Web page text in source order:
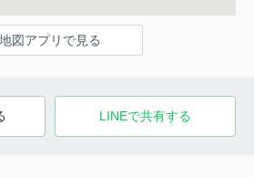
地図アプリで見る
LINEで共有する